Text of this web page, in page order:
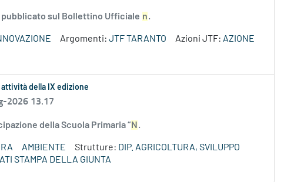
sul Bollettino Ufficiale n.
Argomenti: JTF TARANTO Azioni JTF: AZIONE
della IX edizione
2026 13.17
della Scuola Primaria “ N .
AMBIENTE Strutture: DIP. AGRICOLTURA, SVILUPPO
STAMPA DELLA GIUNTA